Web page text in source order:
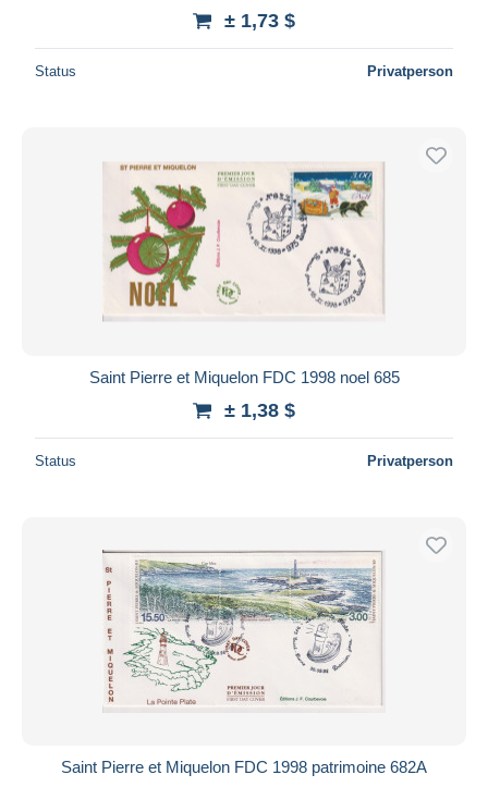
± 1,73 $
Status Privatperson
Saint Pierre et Miquelon FDC 1998 noel 685
± 1,38 $
Status Privatperson
Saint Pierre et Miquelon FDC 1998 patrimoine 682A